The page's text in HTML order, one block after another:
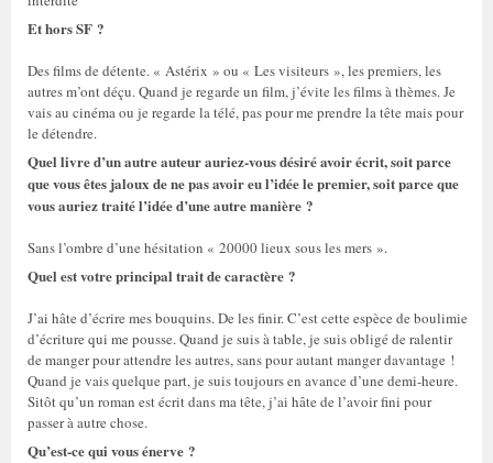
Et hors SF ?
Des films de détente. « Astérix » ou « Les visiteurs », les premiers, les
autres m’ont déçu. Quand je regarde un film, j’évite les films à thèmes. Je
vais au cinéma ou je regarde la télé, pas pour me prendre la tête mais pour
le détendre.
Quel livre d’un autre auteur auriez-vous désiré avoir écrit, soit parce
que vous êtes jaloux de ne pas avoir eu l’idée le premier, soit parce que
vous auriez traité l’idée d’une autre manière ?
Sans l’ombre d’une hésitation « 20000 lieux sous les mers ».
Quel est votre principal trait de caractère ?
J’ai hâte d’écrire mes bouquins. De les finir. C’est cette espèce de boulimie
d’écriture qui me pousse. Quand je suis à table, je suis obligé de ralentir
de manger pour attendre les autres, sans pour autant manger davantage !
Quand je vais quelque part, je suis toujours en avance d’une demi-heure.
Sitôt qu’un roman est écrit dans ma tête, j’ai hâte de l’avoir fini pour
passer à autre chose.
Qu’est-ce qui vous énerve ?